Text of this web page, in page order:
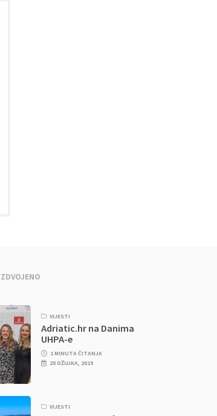
VIJESTI
Adriatic.hr na Danima
UHPA-e
1 MINUTA ČITANJA
25 OŽUJKA, 2019
VIJESTI